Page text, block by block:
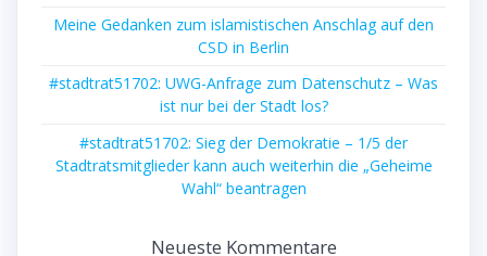
Meine Gedanken zum islamistischen Anschlag auf den
CSD in Berlin
#stadtrat51702: UWG-Anfrage zum Datenschutz – Was
ist nur bei der Stadt los?
#stadtrat51702: Sieg der Demokratie – 1/5 der
Stadtratsmitglieder kann auch weiterhin die „Geheime
Wahl“ beantragen
Neueste Kommentare